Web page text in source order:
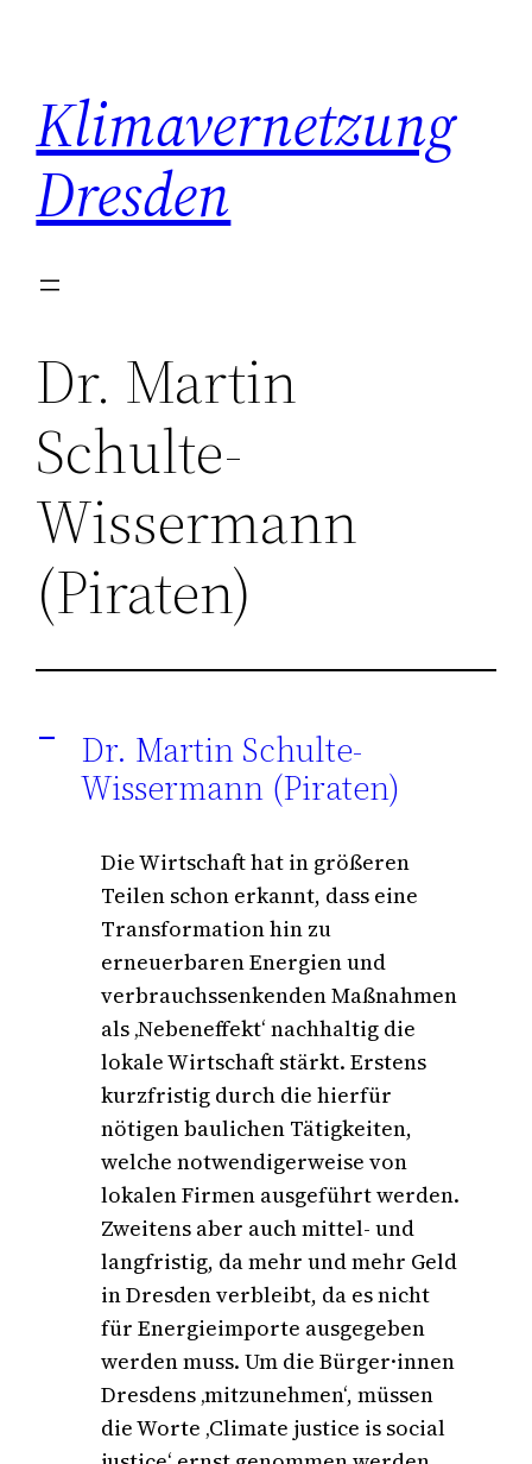
springen
Klimavernetzung
Dresden
Dr. Martin
Schulte-
Wissermann
(Piraten)
A
Dr. Martin Schulte-
Wissermann (Piraten)
Die Wirtschaft hat in größeren
Teilen schon erkannt, dass eine
Transformation hin zu
erneuerbaren Energien und
verbrauchssenkenden Maßnahmen
als ‚Nebeneffekt‘ nachhaltig die
lokale Wirtschaft stärkt. Erstens
kurzfristig durch die hierfür
nötigen baulichen Tätigkeiten,
welche notwendigerweise von
lokalen Firmen ausgeführt werden.
Zweitens aber auch mittel- und
langfristig, da mehr und mehr Geld
in Dresden verbleibt, da es nicht
für Energieimporte ausgegeben
werden muss. Um die Bürger·innen
Dresdens ‚mitzunehmen‘, müssen
die Worte ‚Climate justice is social